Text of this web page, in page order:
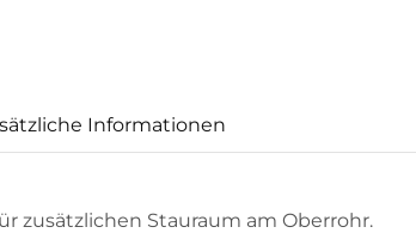
Informationen
zusätzlichen Stauraum am Oberrohr.